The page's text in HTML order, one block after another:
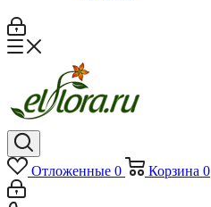
Отложенные 0 Корзина 0